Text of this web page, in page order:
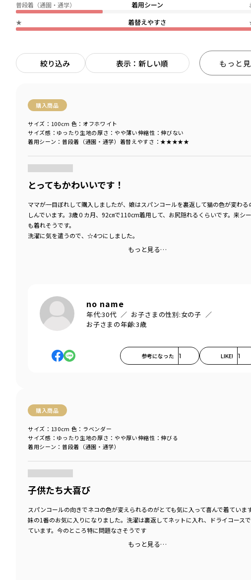
着用シーン
普段着（通園・通学）
着替えやすさ
★
絞り込み 表示：新しい順 もっと
購入商品
サイズ感 ：ゆったり 生地の厚さ ：やや薄い伸縮性 ：伸びない
着用シーン ：普段着（通園・通学） 着替えやすさ ：★★★★★
サイズ：100cm 色：オフホワイト
とってもかわいいです！
ママが一目ぼれして購入しましたが、娘はスパンコールを裏返して猫の色が変わる
しんでいます。3歳０カ月、92㎝で110cm着用して、お尻隠れるくらいです。来シ
も着れそうです。
洗濯に気を遣うので、☆4つにしました。
もっと見る…
no name
年代:30代 お子さまの性別:女の子
お子さまの年齢:3歳
参考になった 1 LIKE! 1
購入商品
サイズ感 ：ゆったり 生地の厚さ ：やや厚い伸縮性 ：伸びる
着用シーン ：普段着（通園・通学）
サイズ：130cm 色：ラベンダー
子供たち大喜び
スパンコールの向きでネコの色が変えられるのがとても気に入って喜んで着ていま
妹の1番のお気に入りになりました。洗濯は裏返してネットに入れ、ドライコース
ています。今のところ特に問題なさそうです
もっと見る…